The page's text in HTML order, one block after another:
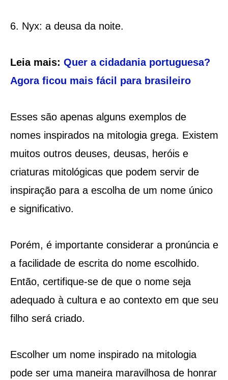
6. Nyx: a deusa da noite.
Leia mais: Quer a cidadania portuguesa?
Agora ficou mais fácil para brasileiro
Esses são apenas alguns exemplos de
nomes inspirados na mitologia grega. Existem
muitos outros deuses, deusas, heróis e
criaturas mitológicas que podem servir de
inspiração para a escolha de um nome único
e significativo.
Porém, é importante considerar a pronúncia e
a facilidade de escrita do nome escolhido.
Então, certifique-se de que o nome seja
adequado à cultura e ao contexto em que seu
filho será criado.
Escolher um nome inspirado na mitologia
pode ser uma maneira maravilhosa de honrar